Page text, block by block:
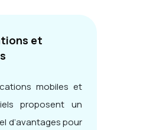
et
mobiles et
proposent un
d’avantages pour